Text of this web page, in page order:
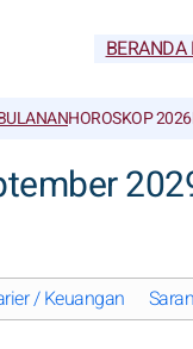
BERANDA
HOROSKOP 2026
/ Keuangan